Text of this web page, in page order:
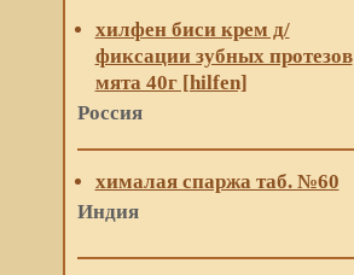
хилфен биси крем д/
фиксации зубных протезов
мята 40г [hilfen]
Россия
хималая спаржа таб. №60
Индия